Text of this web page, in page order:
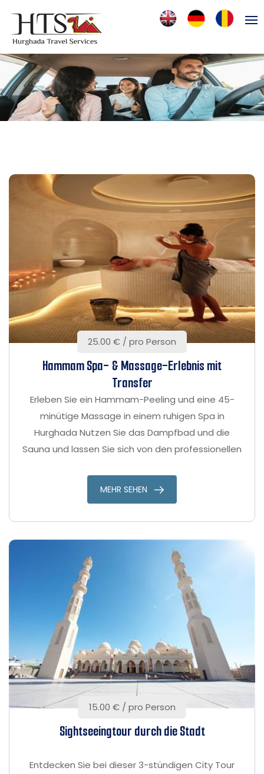
25.00 € / pro Person
Hammam Spa- & Massage-Erlebnis mit
Transfer
Erleben Sie ein Hammam-Peeling und eine 45-
minütige Massage in einem ruhigen Spa in
Hurghada Nutzen Sie das Dampfbad und die
Sauna und lassen Sie sich von den professionellen
MEHR SEHEN
15.00 € / pro Person
Sightseeingtour durch die Stadt
Entdecken Sie bei dieser 3-stündigen City Tour